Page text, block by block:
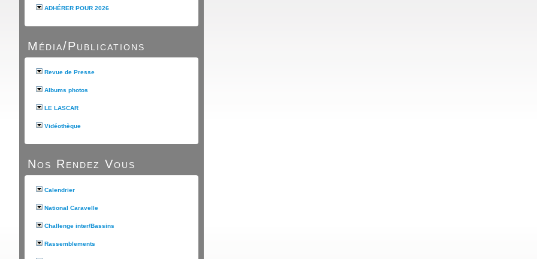
ADHÉRER POUR 2026
Média/Publications
Revue de Presse
Albums photos
LE LASCAR
Vidéothèque
Nos Rendez Vous
Calendrier
National Caravelle
Challenge inter/Bassins
Rassemblements